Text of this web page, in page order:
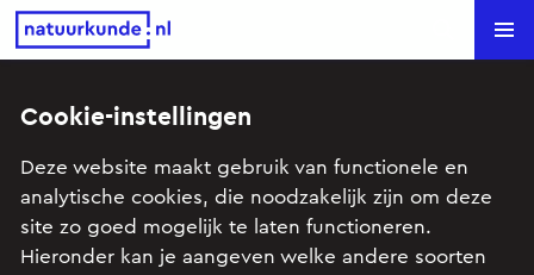
Natuurkunde.nl Search
Actiniden (HAVO12 2006-II)
Onderwerp: Atoomfysica, Kern- & Deeltjesprocessen
(vwo)
Cookie-instellingen
Deze website maakt gebruik van functionele en
analytische cookies, die noodzakelijk zijn om deze
site zo goed mogelijk te laten functioneren.
Hieronder kan je aangeven welke andere soorten